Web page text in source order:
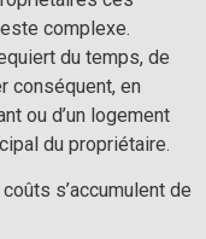
complexe.
du temps, de
conséquent, en
ou d’un logement
du propriétaire.
s’accumulent de